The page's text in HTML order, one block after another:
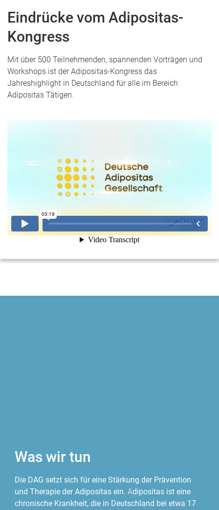
Eindrücke vom Adipositas-
Kongress
Mit über 500 Teilnehmenden, spannenden Vorträgen und
Workshops ist der Adipositas-Kongress das
Jahreshighlight in Deutschland für alle im Bereich
Adipositas Tätigen.
Was wir tun
Die DAG setzt sich für eine Stärkung der Prävention
und Therapie der Adipositas ein. Adipositas ist eine
chronische Krankheit, die in Deutschland bei etwa 17